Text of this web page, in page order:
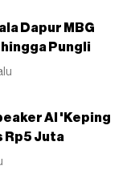
Dapur MBG
Pungli
AI 'Keping
Rp5 Juta